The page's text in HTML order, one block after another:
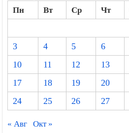
Пн Вт Ср Чт
3
4 5 6
10
11 12 13
17
18 19 20
24
25 26 27
« Авг Окт »